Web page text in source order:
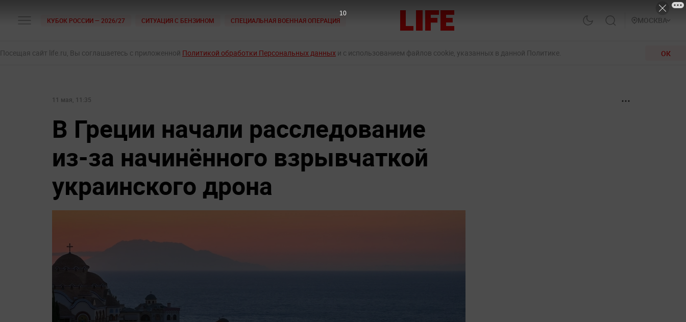
КУБОК РОССИИ — 2026/27 СИТУАЦИЯ С БЕНЗИНОМ СПЕЦИАЛЬНАЯ ВОЕННАЯ ОПЕРАЦИЯ МОСКВА
Посещая сайт life.ru, Вы соглашаетесь с приложенной Политикой обработки Персональных данных и с использованием файлов cookie, указанных в данной Политике. ОК
11 мая, 11:35
В Греции начали расследование
из-за начинённого взрывчаткой
украинского дрона
9